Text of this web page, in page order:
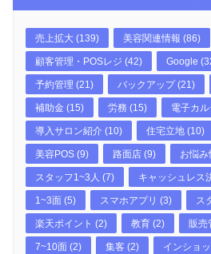
売上拡大 (139) 美容関連情報 (86)
顧客管理・POSレジ (42) Google
予約管理 (21) バックアップ (21)
補助金 (15) 労務 (15) 電子カ
導入サロン紹介 (10) 住宅立地 (10)
美容POS (9) 路面店 (9) お悩
スタッフ1~3人 (7) キャッシュレス
1~3面 (5) スマホアプリ (3) ス
楽天ポイント (2) 教育 (2) 販売
7~10面 (2) 集客 (2) インショ